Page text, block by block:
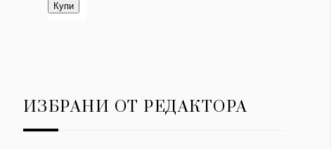
ИЗБРАНИ ОТ РЕДАКТОРА